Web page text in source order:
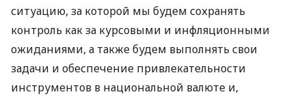
ситуацию, за которой мы будем сохранять
контроль как за курсовыми и инфляционными
ожиданиями, а также будем выполнять свои
задачи и обеспечение привлекательности
инструментов в национальной валюте и,